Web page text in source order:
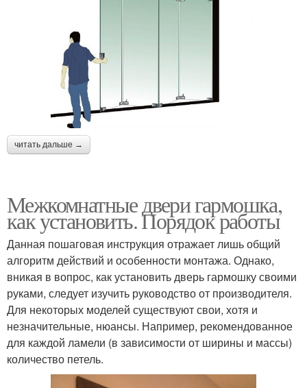
читать дальше →
Межкомнатные двери гармошка,
как установить. Порядок работы
Данная пошаговая инструкция отражает лишь общий
алгоритм действий и особенности монтажа. Однако,
вникая в вопрос, как установить дверь гармошку своими
руками, следует изучить руководство от производителя.
Для некоторых моделей существуют свои, хотя и
незначительные, нюансы. Например, рекомендованное
для каждой ламели (в зависимости от ширины и массы)
количество петель.